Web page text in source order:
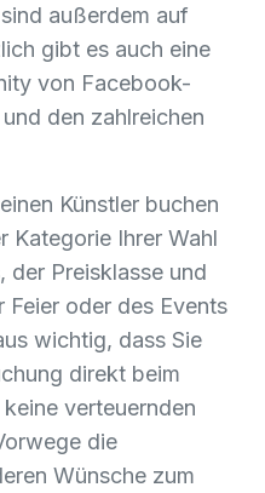
außerdem auf
gibt es auch eine
von Facebook-
den zahlreichen
Künstler buchen
Kategorie Ihrer Wahl
der Preisklasse und
oder des Events
wichtig, dass Sie
direkt beim
verteuernden
die
Wünsche zum